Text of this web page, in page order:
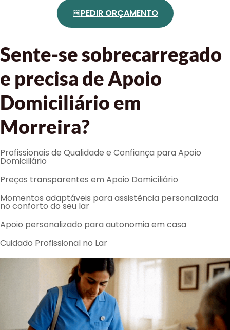
PEDIR ORÇAMENTO
Sente-se sobrecarregado
e precisa de Apoio
Domiciliário em
Morreira?
Profissionais de Qualidade e Confiança para Apoio
Domiciliário
Preços transparentes em Apoio Domiciliário
Momentos adaptáveis para assistência personalizada
no conforto do seu lar
Apoio personalizado para autonomia em casa
Cuidado Profissional no Lar